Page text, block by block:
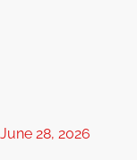
June 28, 2026